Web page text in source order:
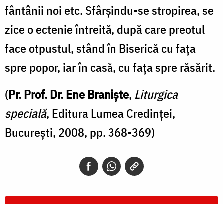
fântânii noi etc. Sfârşindu-se stropirea, se
zice o ectenie întreită, după care preotul
face otpustul, stând în Biserică cu faţa
spre popor, iar în casă, cu faţa spre răsărit.
(Pr. Prof. Dr. Ene Braniște, Liturgica
specială, Editura Lumea Credinței,
București, 2008, pp. 368-369)